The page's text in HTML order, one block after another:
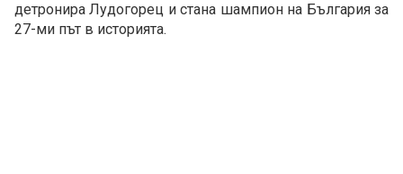
детронира Лудогорец и стана шампион на България за
27-ми път в историята.